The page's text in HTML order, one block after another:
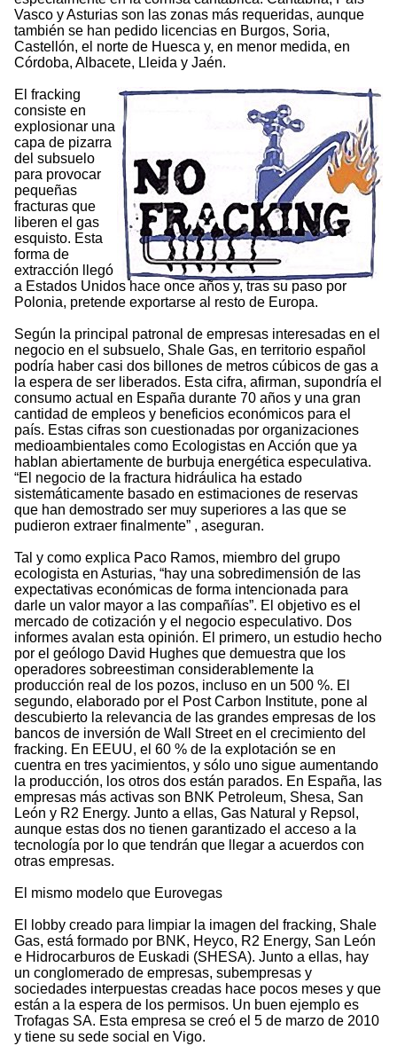
Vasco y Asturias son las zonas más requeridas, aunque
también se han pedido licencias en Burgos, Soria,
Castellón, el norte de Huesca y, en menor medida, en
Córdoba, Albacete, Lleida y Jaén.
El fracking
consiste en
explosionar una
capa de pizarra
del subsuelo
para provocar
pequeñas
fracturas que
liberen el gas
esquisto. Esta
forma de
extracción llegó
a Estados Unidos hace once años y, tras su paso por
Polonia, pretende exportarse al resto de Europa.
Según la principal patronal de empresas interesadas en el
negocio en el subsuelo, Shale Gas, en territorio español
podría haber casi dos billones de metros cúbicos de gas a
la espera de ser liberados. Esta cifra, afirman, supondría el
consumo actual en España durante 70 años y una gran
cantidad de empleos y beneficios económicos para el
país. Estas cifras son cuestionadas por organizaciones
medioambientales como Ecologistas en Acción que ya
hablan abiertamente de burbuja energética especulativa.
“El negocio de la fractura hidráulica ha estado
sistemáticamente basado en estimaciones de reservas
que han demostrado ser muy superiores a las que se
pudieron extraer finalmente” , aseguran.
Tal y como explica Paco Ramos, miembro del grupo
ecologista en Asturias, “hay una sobredimensión de las
expectativas económicas de forma intencionada para
darle un valor mayor a las compañías”. El objetivo es el
mercado de cotización y el negocio especulativo. Dos
informes avalan esta opinión. El primero, un estudio hecho
por el geólogo David Hughes que demuestra que los
operadores sobreestiman considerablemente la
producción real de los pozos, incluso en un 500 %. El
segundo, elaborado por el Post Carbon Institute, pone al
descubierto la relevancia de las grandes empresas de los
bancos de inversión de Wall Street en el crecimiento del
fracking. En EEUU, el 60 % de la explotación se en
cuentra en tres yacimientos, y sólo uno sigue aumentando
la producción, los otros dos están parados. En España, las
empresas más activas son BNK Petroleum, Shesa, San
León y R2 Energy. Junto a ellas, Gas Natural y Repsol,
aunque estas dos no tienen garantizado el acceso a la
tecnología por lo que tendrán que llegar a acuerdos con
otras empresas.
El mismo modelo que Eurovegas
El lobby creado para limpiar la imagen del fracking, Shale
Gas, está formado por BNK, Heyco, R2 Energy, San León
e Hidrocarburos de Euskadi (SHESA). Junto a ellas, hay
un conglomerado de empresas, subempresas y
sociedades interpuestas creadas hace pocos meses y que
están a la espera de los permisos. Un buen ejemplo es
Trofagas SA. Esta empresa se creó el 5 de marzo de 2010
y tiene su sede social en Vigo.